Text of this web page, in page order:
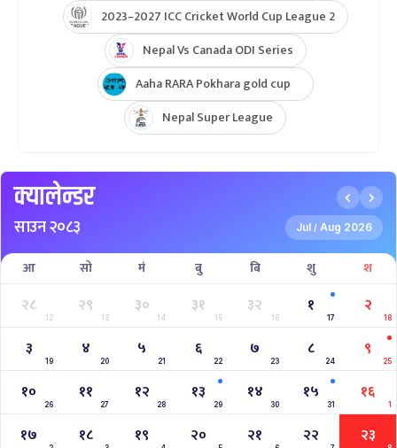
2023–2027 ICC Cricket World Cup League 2
Nepal Vs Canada ODI Series
Aaha RARA Pokhara gold cup
Nepal Super League
क्यालेन्डर
साउन २०८३ Jul / Aug 2026
आ सो मं बु बि शु श
२८
12
२९
13
३०
14
३१
15
३२
16
१
17
२
18
३
19
४
20
५
21
६
22
७
23
८
24
९
25
१०
26
११
27
१२
28
१३
29
१४
30
१५
31
१६
1
१७ १८ १९ २० २१ २२ २३